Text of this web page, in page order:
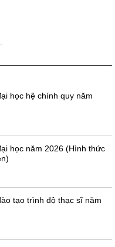
học hệ chính quy năm
học năm 2026 (Hình thức
tạo trình độ thạc sĩ năm